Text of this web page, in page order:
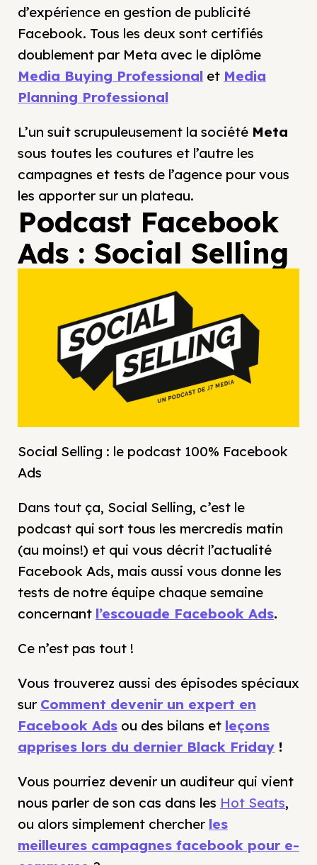
d’expérience en gestion de publicité
Facebook. Tous les deux sont certifiés
doublement par Meta avec le diplôme
Media Buying Professional et Media
Planning Professional
L’un suit scrupuleusement la société Meta
sous toutes les coutures et l’autre les
campagnes et tests de l’agence pour vous
les apporter sur un plateau.
Podcast Facebook
Ads : Social Selling
Social Selling : le podcast 100% Facebook
Ads
Dans tout ça, Social Selling, c’est le
podcast qui sort tous les mercredis matin
(au moins!) et qui vous décrit l’actualité
Facebook Ads, mais aussi vous donne les
tests de notre équipe chaque semaine
concernant l’escouade Facebook Ads.
Ce n’est pas tout !
Vous trouverez aussi des épisodes spéciaux
sur Comment devenir un expert en
Facebook Ads ou des bilans et leçons
apprises lors du dernier Black Friday !
Vous pourriez devenir un auditeur qui vient
nous parler de son cas dans les Hot Seats,
ou alors simplement chercher les
meilleures campagnes facebook pour e-